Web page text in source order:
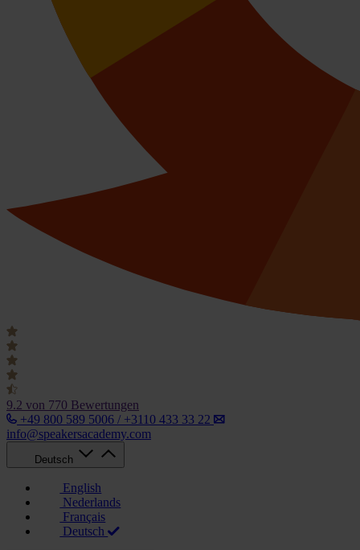
9.2 von 770 Bewertungen
+49 800 589 5006 / +3110 433 33 22
info@speakersacademy.com
Deutsch
English
Nederlands
Français
Deutsch